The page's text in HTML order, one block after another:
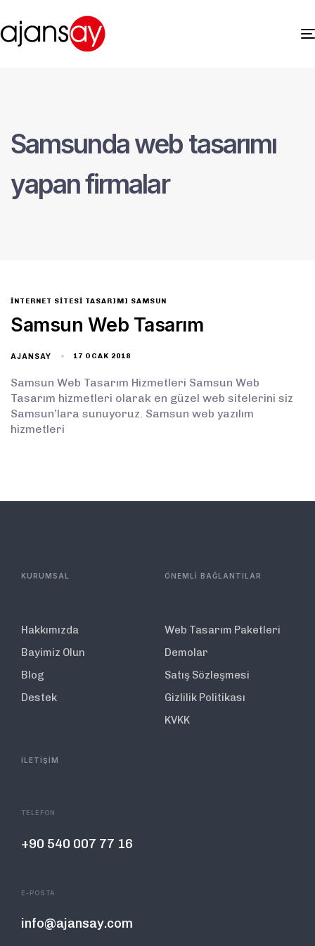
Samsunda web tasarımı
yapan firmalar
INTERNET SITESI TASARIMI SAMSUN
Samsun Web Tasarım
AJANSAY 17 OCAK 2018
Samsun Web Tasarım Hizmetleri Samsun Web
Tasarım hizmetleri olarak en güzel web sitelerini siz
Samsun’lara sunuyoruz. Samsun web yazılım
hizmetleri
KURUMSAL
Hakkımızda
Bayimiz Olun
Blog
Destek
ÖNEMLİ BAĞLANTILAR
Web Tasarım Paketleri
Demolar
Satış Sözleşmesi
Gizlilik Politikası
KVKK
İLETİŞİM
TELEFON
+90 540 007 77 16
E-POSTA
info@ajansay.com